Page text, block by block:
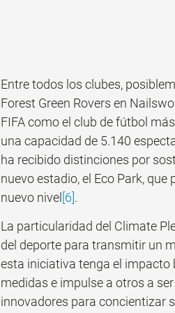
Entre todos los clubes,
Forest Green Rovers en
FIFA como el club de fútbol
una capacidad de 5.140
ha recibido distinciones por
nuevo estadio, el Eco Park,
nuevo nivel [6] .
La particularidad del Climate
del deporte para transmitir un
esta iniciativa tenga el impacto
medidas e impulse a otros a
innovadores para concientizar